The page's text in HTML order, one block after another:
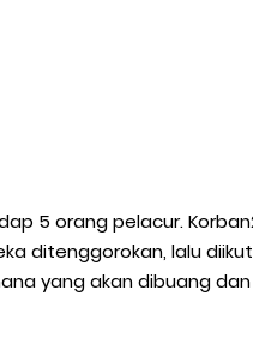
5 orang pelacur.
ditenggorokan, lalu
yang akan dibuang dan